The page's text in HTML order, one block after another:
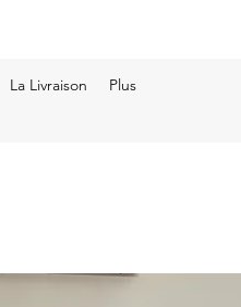
La Livraison Plus